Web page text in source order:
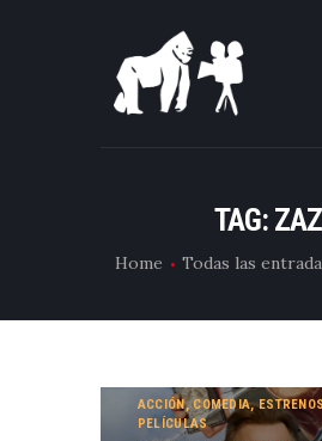
TAG: ZAZ
Home Todas las
ESTRENOS DE
CRÍTICAS
EDITORIALES
ACCIÓN,COMEDIA,
PELÍCULAS